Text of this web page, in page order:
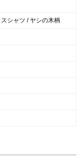
シャツ / ヤシの木柄